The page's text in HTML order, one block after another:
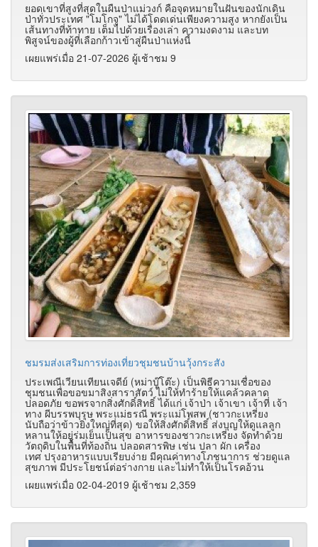
ยอดเขาที่สูงที่สุดในผืนป่าแม่วงก์ คือจุดหมายในฝันของนักเดิน
ป่าทั่วประเทศ "โมโกจู" ไม่ได้โดดเด่นเพียงความสูง หากยังเป็น
เส้นทางที่ท้าทาย เต็มไปด้วยเรื่องเล่า ความงดงาม และบท
พิสูจน์ของผู้ที่เลือกก้าวเข้าสู่ผืนป่าแห่งนี้
เผยแพร่เมื่อ 21-07-2026 ผู้เช้าชม 9
ชมรมส่งเสริมการท่องเที่ยวชุมชนบ้านวุ้งกระสัง
ประเพณีเวียนเทียนเจดีย์ (หม่าบู๊โต๊ะ) เป็นพิธีความเชื่อของ
ชุมชนเพื่อขอขมาสิงสาราสัตว์ ไม่ให้ทำร้ายให้แคล้วคลาด
ปลอดภัย ขอพรจากสิ่งศักดิ์สิทธิ์ ได้แก่ เจ้าป่า เจ้าเขา เจ้าที่ เจ้า
ทาง ผีบรรพบุรุษ พระแม่ธรณี พระแม่โพสพ (ชาวกะเหรี่ยง
นับถือว่าข้าวยิ่งใหญ่ที่สุด) ขอให้สิ่งศักดิ์สิทธิ์ ส่งบุญให้ดูแลลูก
หลานให้อยู่ร่มเย็นเป็นสุข อาหารของชาวกะเหรี่ยง จัดทำด้วย
วัตถุดิบในพื้นที่ท้องถิ่น ปลอดสารพิษ เช่น ปลา ผัก เครื่อง
เทศ ปรุงอาหารแบบเรียบง่าย มีคุณค่าทางโภชนาการ ช่วยดูแล
สุขภาพ มีประโยชน์ต่อร่างกาย และไม่ทำให้เป็นโรคอ้วน
เผยแพร่เมื่อ 02-04-2019 ผู้เช้าชม 2,359